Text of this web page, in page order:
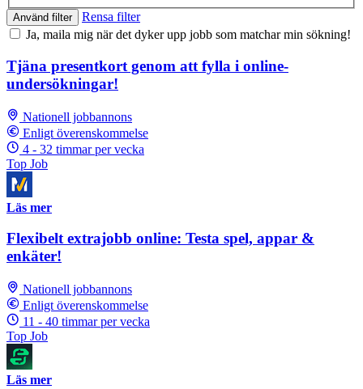
Använd filter
Rensa filter
Ja, maila mig när det dyker upp jobb som matchar min sökning!
Tjäna presentkort genom att fylla i online-
undersökningar!
Nationell jobbannons
Enligt överenskommelse
4 - 32 timmar per vecka
Top Job
Läs mer
Flexibelt extrajobb online: Testa spel, appar &
enkäter!
Nationell jobbannons
Enligt överenskommelse
11 - 40 timmar per vecka
Top Job
Läs mer